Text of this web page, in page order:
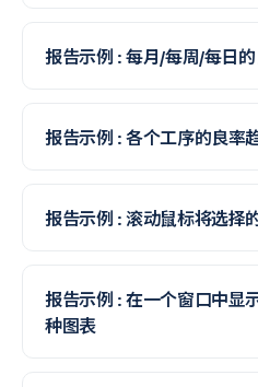
报告示例 : 每月/每周/每日
报告示例 : 各个工序的良率
报告示例 : 滚动鼠标将选择
报告示例 : 在一个窗口中显
种图表